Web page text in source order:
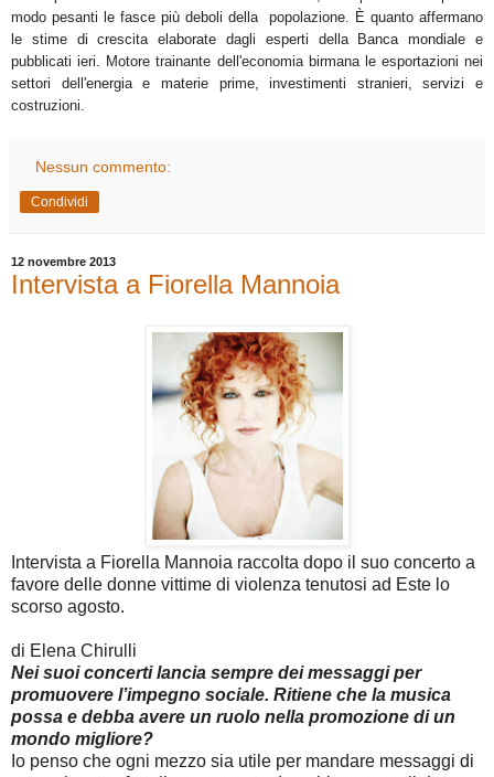
modo pesanti le fasce più deboli della popolazione. È quanto affermano
le stime di crescita elaborate dagli esperti della Banca mondiale e
pubblicati ieri. Motore trainante dell'economia birmana le esportazioni nei
settori dell'energia e materie prime, investimenti stranieri, servizi e
costruzioni.
Nessun commento:
Condividi
12 novembre 2013
Intervista a Fiorella Mannoia
Intervista a Fiorella Mannoia raccolta dopo il suo concerto a
favore delle donne vittime di violenza tenutosi ad Este lo
scorso agosto.
di Elena Chirulli
Nei suoi concerti lancia sempre dei messaggi per
promuovere l’impegno sociale. Ritiene che la musica
possa e debba avere un ruolo nella promozione di un
mondo migliore?
Io penso che ogni mezzo sia utile per mandare messaggi di